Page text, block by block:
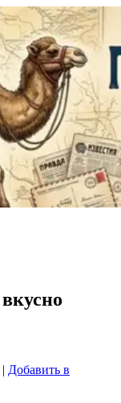
| Добавить в